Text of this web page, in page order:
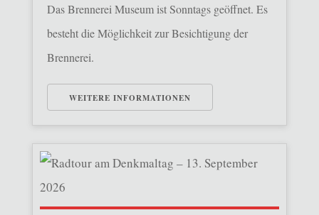
Das Brennerei Museum ist Sonntags geöffnet. Es
besteht die Möglichkeit zur Besichtigung der
Brennerei.
WEITERE INFORMATIONEN